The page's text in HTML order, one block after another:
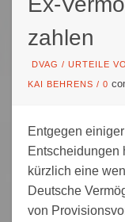
zahlen
DVAG / URTEILE
KAI BEHRENS / 0
Entgegen
Entscheidungen
kürzlich eine
Deutsche
von